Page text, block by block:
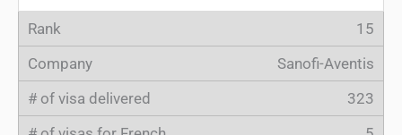
15
Sanofi-Aventis
323